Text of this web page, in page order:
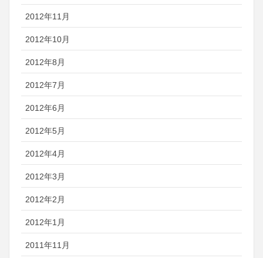
2012年11月
2012年10月
2012年8月
2012年7月
2012年6月
2012年5月
2012年4月
2012年3月
2012年2月
2012年1月
2011年11月